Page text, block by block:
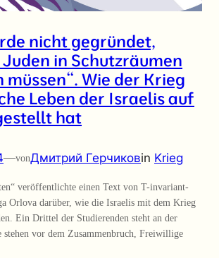
nicht gegründet,
in Schutzräumen
müssen“. Wie der Krieg
Leben der Israelis auf
hat
—vonДмитрий Герчиковin Krieg
veröffentlichte einen Text von T-invariant-
Orlova darüber, wie die Israelis mit dem Krieg
Ein Drittel der Studierenden steht an der
vor dem Zusammenbruch, Freiwillige